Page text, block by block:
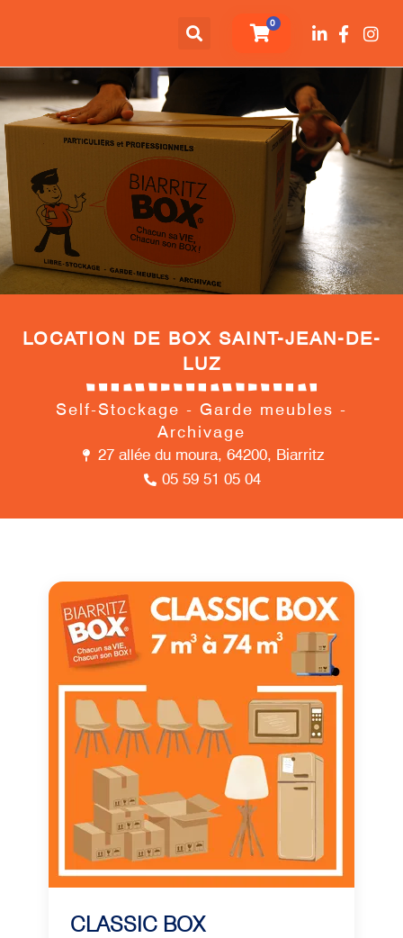
0
LOCATION DE BOX SAINT-JEAN-DE-
LUZ
Self-Stockage - Garde meubles -
Archivage
27 allée du moura, 64200, Biarritz
05 59 51 05 04​
CLASSIC BOX